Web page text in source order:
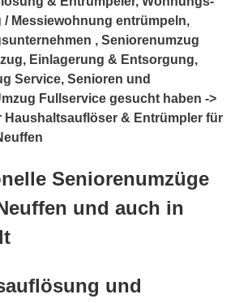
/ Messiewohnung entrümpeln,
, Seniorenumzug
Einlagerung & Entsorgung,
Service, Senioren und
Fullservice gesucht haben ->
Haushaltsauflöser & Entrümpler für
Seniorenumzüge
und auch in
und